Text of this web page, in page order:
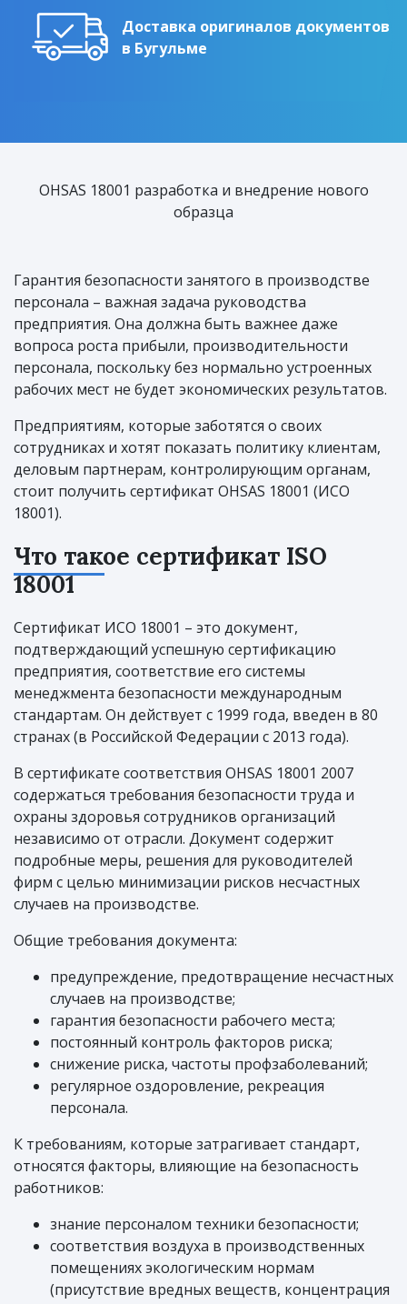
Доставка оригиналов документов
в Бугульме
OHSAS 18001 разработка и внедрение нового
образца
Гарантия безопасности занятого в производстве
персонала – важная задача руководства
предприятия. Она должна быть важнее даже
вопроса роста прибыли, производительности
персонала, поскольку без нормально устроенных
рабочих мест не будет экономических результатов.
Предприятиям, которые заботятся о своих
сотрудниках и хотят показать политику клиентам,
деловым партнерам, контролирующим органам,
стоит получить сертификат OHSAS 18001 (ИСО
18001).
Что такое сертификат ISO
18001
Сертификат ИСО 18001 – это документ,
подтверждающий успешную сертификацию
предприятия, соответствие его системы
менеджмента безопасности международным
стандартам. Он действует с 1999 года, введен в 80
странах (в Российской Федерации с 2013 года).
В сертификате соответствия OHSAS 18001 2007
содержаться требования безопасности труда и
охраны здоровья сотрудников организаций
независимо от отрасли. Документ содержит
подробные меры, решения для руководителей
фирм с целью минимизации рисков несчастных
случаев на производстве.
Общие требования документа:
предупреждение, предотвращение несчастных
случаев на производстве;
гарантия безопасности рабочего места;
постоянный контроль факторов риска;
снижение риска, частоты профзаболеваний;
регулярное оздоровление, рекреация
персонала.
К требованиям, которые затрагивает стандарт,
относятся факторы, влияющие на безопасность
работников:
знание персоналом техники безопасности;
соответствия воздуха в производственных
помещениях экологическим нормам
(присутствие вредных веществ, концентрация